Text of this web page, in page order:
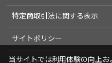
特定商取引法に関する表示
サイトポリシー
ソーシャルメディアポリシー
当サイトでは利用体験の向上